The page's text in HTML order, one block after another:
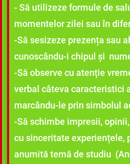
- Să utilizeze formule de
momentelor zilei sau în
-Să sesizeze prezența sau
cunoscându-i chipul și
-Să observe cu atenție
verbal câteva caracteristici
marcându-le prin simbolul
-Să schimbe impresii,
cu sinceritate experiențele,
anumită temă de studiu